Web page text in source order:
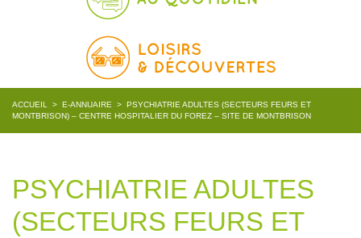
ACCUEIL > E-ANNUAIRE > PSYCHIATRIE ADULTES (SECTEURS FEURS ET
MONTBRISON) – CENTRE HOSPITALIER DU FOREZ – SITE DE MONTBRISON
PSYCHIATRIE ADULTES
(SECTEURS FEURS ET